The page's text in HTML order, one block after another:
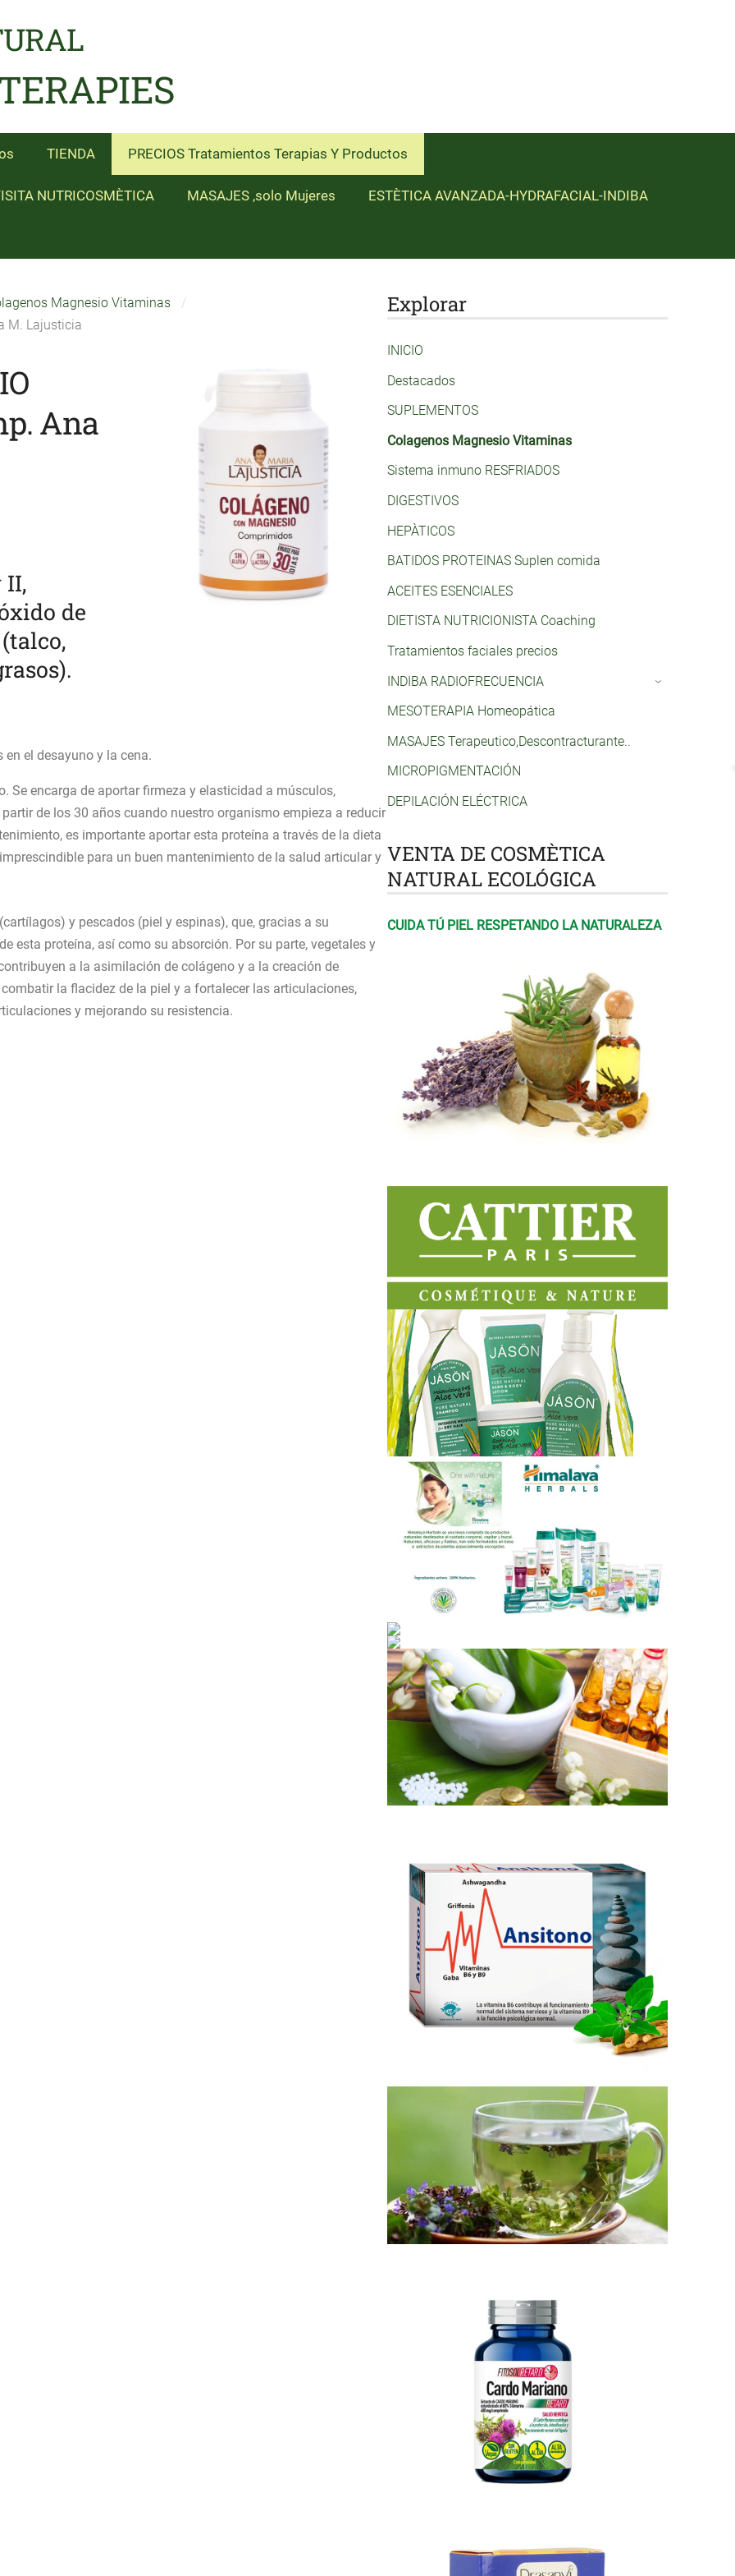
TIENDA PRECIOS Tratamientos Terapias Y Productos
NUTRICOSMÈTICA MASAJES ,solo Mujeres ESTÈTICA AVANZADA-HYDRAFACIAL-INDIBA
Explorar
INICIO
Destacados
SUPLEMENTOS
Colagenos Magnesio Vitaminas
Sistema inmuno RESFRIADOS
DIGESTIVOS
HEPÀTICOS
BATIDOS PROTEINAS Suplen comida
ACEITES ESENCIALES
DIETISTA NUTRICIONISTA Coaching
Tratamientos faciales precios
INDIBA RADIOFRECUENCIA
›
MESOTERAPIA Homeopática
MASAJES Terapeutico,Descontracturante..
MICROPIGMENTACIÓN
DEPILACIÓN ELÉCTRICA
VENTA DE COSMÈTICA
NATURAL ECOLÓGICA
CUIDA TÚ PIEL RESPETANDO LA NATURALEZA
Magnesio Vitaminas
M. Lajusticia
Ana
II,
de
el desayuno y la cena.
Se encarga de aportar firmeza y elasticidad a músculos,
de los 30 años cuando nuestro organismo empieza a reducir
es importante aportar esta proteína a través de la dieta
para un buen mantenimiento de la salud articular y
y pescados (piel y espinas), que, gracias a su
esta proteína, así como su absorción. Por su parte, vegetales y
a la asimilación de colágeno y a la creación de
la flacidez de la piel y a fortalecer las articulaciones,
y mejorando su resistencia.